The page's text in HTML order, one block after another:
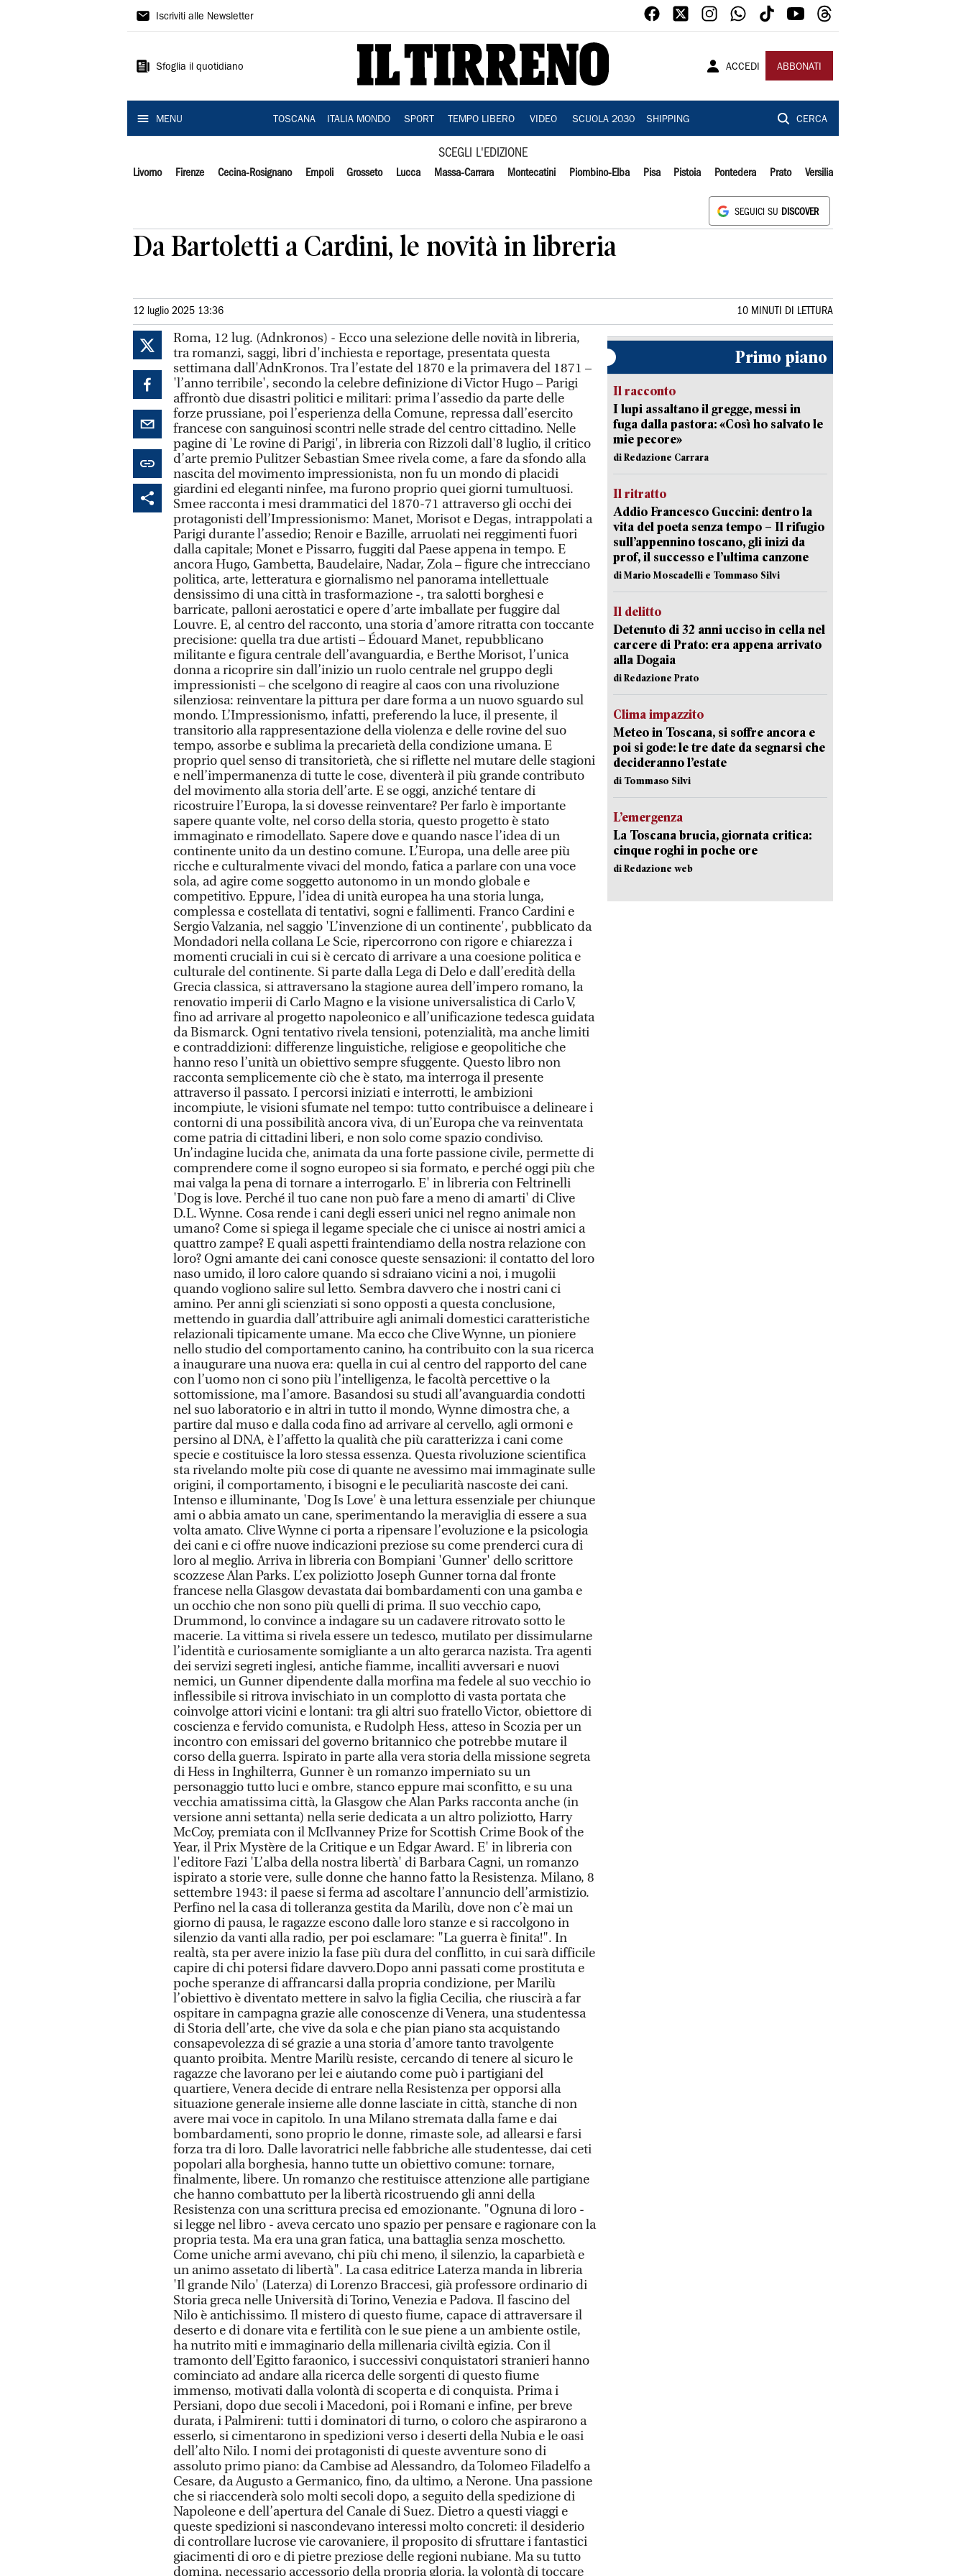
Il
Iscriviti alle Newsletter
Sfoglia il quotidiano ACCEDI ABBONATI
MENU TOSCANA ITALIA MONDO SPORT TEMPO LIBERO VIDEO SCUOLA 2030 SHIPPING CERCA
SCEGLI L'EDIZIONE
Livorno Firenze Cecina-Rosignano Empoli Grosseto Lucca Massa-Carrara Montecatini Piombino-Elba Pisa Pistoia Pontedera Prato Versilia
SEGUICI SU DISCOVER
Da Bartoletti a Cardini, le novità in libreria
12 luglio 2025 13:36 10 MINUTI DI LETTURA
Roma, 12 lug. (Adnkronos) - Ecco una selezione delle novità in libreria, tra romanzi, saggi, libri d'inchiesta e reportage, presentata questa settimana dall'AdnKronos. Tra l’estate del 1870 e la primavera del 1871 – 'l’anno terribile', secondo la celebre definizione di Victor Hugo – Parigi affrontò due disastri politici e militari: prima l’assedio da parte delle forze prussiane, poi l’esperienza della Comune, repressa dall’esercito francese con sanguinosi scontri nelle strade del centro cittadino. Nelle pagine di 'Le rovine di Parigi', in libreria con Rizzoli dall'8 luglio, il critico d’arte premio Pulitzer Sebastian Smee rivela come, a fare da sfondo alla nascita del movimento impressionista, non fu un mondo di placidi giardini ed eleganti ninfee, ma furono proprio quei giorni tumultuosi. Smee racconta i mesi drammatici del 1870-71 attraverso gli occhi dei protagonisti dell’Impressionismo: Manet, Morisot e Degas, intrappolati a Parigi durante l’assedio; Renoir e Bazille, arruolati nei reggimenti fuori dalla capitale; Monet e Pissarro, fuggiti dal Paese appena in tempo. E ancora Hugo, Gambetta, Baudelaire, Nadar, Zola – figure che intrecciano politica, arte, letteratura e giornalismo nel panorama intellettuale densissimo di una città in trasformazione -, tra salotti borghesi e barricate, palloni aerostatici e opere d’arte imballate per fuggire dal Louvre. E, al centro del racconto, una storia d’amore ritratta con toccante precisione: quella tra due artisti – Édouard Manet, repubblicano militante e figura centrale dell’avanguardia, e Berthe Morisot, l’unica donna a ricoprire sin dall’inizio un ruolo centrale nel gruppo degli impressionisti – che scelgono di reagire al caos con una rivoluzione silenziosa: reinventare la pittura per dare forma a un nuovo sguardo sul mondo. L’Impressionismo, infatti, preferendo la luce, il presente, il transitorio alla rappresentazione della violenza e delle rovine del suo tempo, assorbe e sublima la precarietà della condizione umana. E proprio quel senso di transitorietà, che si riflette nel mutare delle stagioni e nell’impermanenza di tutte le cose, diventerà il più grande contributo del movimento alla storia dell’arte. E se oggi, anziché tentare di ricostruire l’Europa, la si dovesse reinventare? Per farlo è importante sapere quante volte, nel corso della storia, questo progetto è stato immaginato e rimodellato. Sapere dove e quando nasce l’idea di un continente unito da un destino comune. L’Europa, una delle aree più ricche e culturalmente vivaci del mondo, fatica a parlare con una voce sola, ad agire come soggetto autonomo in un mondo globale e competitivo. Eppure, l’idea di unità europea ha una storia lunga, complessa e costellata di tentativi, sogni e fallimenti. Franco Cardini e Sergio Valzania, nel saggio 'L’invenzione di un continente', pubblicato da Mondadori nella collana Le Scie, ripercorrono con rigore e chiarezza i momenti cruciali in cui si è cercato di arrivare a una coesione politica e culturale del continente. Si parte dalla Lega di Delo e dall’eredità della Grecia classica, si attraversano la stagione aurea dell’impero romano, la renovatio imperii di Carlo Magno e la visione universalistica di Carlo V, fino ad arrivare al progetto napoleonico e all’unificazione tedesca guidata da Bismarck. Ogni tentativo rivela tensioni, potenzialità, ma anche limiti e contraddizioni: differenze linguistiche, religiose e geopolitiche che hanno reso l’unità un obiettivo sempre sfuggente. Questo libro non racconta semplicemente ciò che è stato, ma interroga il presente attraverso il passato. I percorsi iniziati e interrotti, le ambizioni incompiute, le visioni sfumate nel tempo: tutto contribuisce a delineare i contorni di una possibilità ancora viva, di un’Europa che va reinventata come patria di cittadini liberi, e non solo come spazio condiviso. Un’indagine lucida che, animata da una forte passione civile, permette di comprendere come il sogno europeo si sia formato, e perché oggi più che mai valga la pena di tornare a interrogarlo. E' in libreria con Feltrinelli 'Dog is love. Perché il tuo cane non può fare a meno di amarti' di Clive D.L. Wynne. Cosa rende i cani degli esseri unici nel regno animale non umano? Come si spiega il legame speciale che ci unisce ai nostri amici a quattro zampe? E quali aspetti fraintendiamo della nostra relazione con loro? Ogni amante dei cani conosce queste sensazioni: il contatto del loro naso umido, il loro calore quando si sdraiano vicini a noi, i mugolii quando vogliono salire sul letto. Sembra davvero che i nostri cani ci amino. Per anni gli scienziati si sono opposti a questa conclusione, mettendo in guardia dall’attribuire agli animali domestici caratteristiche relazionali tipicamente umane. Ma ecco che Clive Wynne, un pioniere nello studio del comportamento canino, ha contribuito con la sua ricerca a inaugurare una nuova era: quella in cui al centro del rapporto del cane con l’uomo non ci sono più l’intelligenza, le facoltà percettive o la sottomissione, ma l’amore. Basandosi su studi all’avanguardia condotti nel suo laboratorio e in altri in tutto il mondo, Wynne dimostra che, a partire dal muso e dalla coda fino ad arrivare al cervello, agli ormoni e persino al DNA, è l’affetto la qualità che più caratterizza i cani come specie e costituisce la loro stessa essenza. Questa rivoluzione scientifica sta rivelando molte più cose di quante ne avessimo mai immaginate sulle origini, il comportamento, i bisogni e le peculiarità nascoste dei cani. Intenso e illuminante, 'Dog Is Love' è una lettura essenziale per chiunque ami o abbia amato un cane, sperimentando la meraviglia di essere a sua volta amato. Clive Wynne ci porta a ripensare l’evoluzione e la psicologia dei cani e ci offre nuove indicazioni preziose su come prenderci cura di loro al meglio. Arriva in libreria con Bompiani 'Gunner' dello scrittore scozzese Alan Parks. L’ex poliziotto Joseph Gunner torna dal fronte francese nella Glasgow devastata dai bombardamenti con una gamba e un occhio che non sono più quelli di prima. Il suo vecchio capo, Drummond, lo convince a indagare su un cadavere ritrovato sotto le macerie. La vittima si rivela essere un tedesco, mutilato per dissimularne l’identità e curiosamente somigliante a un alto gerarca nazista. Tra agenti dei servizi segreti inglesi, antiche fiamme, incalliti avversari e nuovi nemici, un Gunner dipendente dalla morfina ma fedele al suo vecchio io inflessibile si ritrova invischiato in un complotto di vasta portata che coinvolge attori vicini e lontani: tra gli altri suo fratello Victor, obiettore di coscienza e fervido comunista, e Rudolph Hess, atteso in Scozia per un incontro con emissari del governo britannico che potrebbe mutare il corso della guerra. Ispirato in parte alla vera storia della missione segreta di Hess in Inghilterra, Gunner è un romanzo imperniato su un personaggio tutto luci e ombre, stanco eppure mai sconfitto, e su una vecchia amatissima città, la Glasgow che Alan Parks racconta anche (in versione anni settanta) nella serie dedicata a un altro poliziotto, Harry McCoy, premiata con il McIlvanney Prize for Scottish Crime Book of the Year, il Prix Mystère de la Critique e un Edgar Award. E' in libreria con l'editore Fazi 'L’alba della nostra libertà' di Barbara Cagni, un romanzo ispirato a storie vere, sulle donne che hanno fatto la Resistenza. Milano, 8 settembre 1943: il paese si ferma ad ascoltare l’annuncio dell’armistizio. Perfino nel la casa di tolleranza gestita da Marilù, dove non c’è mai un giorno di pausa, le ragazze escono dalle loro stanze e si raccolgono in silenzio da vanti alla radio, per poi esclamare: "La guerra è finita!". In realtà, sta per avere inizio la fase più dura del conflitto, in cui sarà difficile capire di chi potersi fidare davvero.Dopo anni passati come prostituta e poche speranze di affrancarsi dalla propria condizione, per Marilù l’obiettivo è diventato mettere in salvo la figlia Cecilia, che riuscirà a far ospitare in campagna grazie alle conoscenze di Venera, una studentessa di Storia dell’arte, che vive da sola e che pian piano sta acquistando consapevolezza di sé grazie a una storia d’amore tanto travolgente quanto proibita. Mentre Marilù resiste, cercando di tenere al sicuro le ragazze che lavorano per lei e aiutando come può i partigiani del quartiere, Venera decide di entrare nella Resistenza per opporsi alla situazione generale insieme alle donne lasciate in città, stanche di non avere mai voce in capitolo. In una Milano stremata dalla fame e dai bombardamenti, sono proprio le donne, rimaste sole, ad allearsi e farsi forza tra di loro. Dalle lavoratrici nelle fabbriche alle studentesse, dai ceti popolari alla borghesia, hanno tutte un obiettivo comune: tornare, finalmente, libere. Un romanzo che restituisce attenzione alle partigiane che hanno combattuto per la libertà ricostruendo gli anni della Resistenza con una scrittura precisa ed emozionante. "Ognuna di loro - si legge nel libro - aveva cercato uno spazio per pensare e ragionare con la propria testa. Ma era una gran fatica, una battaglia senza moschetto. Come uniche armi avevano, chi più chi meno, il silenzio, la caparbietà e un animo assetato di libertà". La casa editrice Laterza manda in libreria 'Il grande Nilo' (Laterza) di Lorenzo Braccesi, già professore ordinario di Storia greca nelle Università di Torino, Venezia e Padova. Il fascino del Nilo è antichissimo. Il mistero di questo fiume, capace di attraversare il deserto e di donare vita e fertilità con le sue piene a un ambiente ostile, ha nutrito miti e immaginario della millenaria civiltà egizia. Con il tramonto dell’Egitto faraonico, i successivi conquistatori stranieri hanno cominciato ad andare alla ricerca delle sorgenti di questo fiume immenso, motivati dalla volontà di scoperta e di conquista. Prima i Persiani, dopo due secoli i Macedoni, poi i Romani e infine, per breve durata, i Palmireni: tutti i dominatori di turno, o coloro che aspirarono a esserlo,
Primo piano
Il racconto
I lupi assaltano il gregge, messi in
fuga dalla pastora: «Così ho salvato le
mie pecore»
di Redazione Carrara
Il ritratto
Addio Francesco Guccini: dentro la
vita del poeta senza tempo – Il rifugio
sull’appennino toscano, gli inizi da
prof, il successo e l’ultima canzone
di Mario Moscadelli e Tommaso Silvi
Il delitto
Detenuto di 32 anni ucciso in cella nel
carcere di Prato: era appena arrivato
alla Dogaia
di Redazione Prato
Clima impazzito
Meteo in Toscana, si soffre ancora e
poi si gode: le tre date da segnarsi che
decideranno l’estate
di Tommaso Silvi
L’emergenza
La Toscana brucia, giornata critica:
cinque roghi in poche ore
di Redazione web